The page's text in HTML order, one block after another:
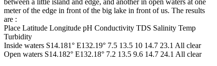
between a little island and edge, and another in open waters at one
meter of the edge in front of the big lake in front of us. The results
are :
Place Latitude Longitude pH Conductivity TDS Salinity Temp
Turbidity
Inside waters S14.181° E132.19° 7.5 13.5 10 14.7 23.1 All clear
Open waters S14.182° E132.18° 7.2 13.5 9.6 14.7 24.1 All clear